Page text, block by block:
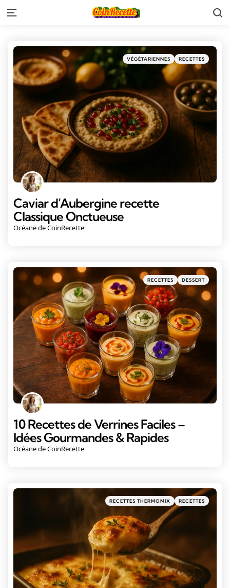
VÉGÉTARIENNES RECETTES
Caviar d’Aubergine recette
Classique Onctueuse
Océane de CoinRecette
RECETTES DESSERT
10 Recettes de Verrines Faciles –
Idées Gourmandes & Rapides
Océane de CoinRecette
RECETTES THERMOMIX RECETTES